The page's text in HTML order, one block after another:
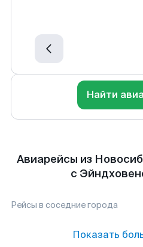
Найти
Авиарейсы из
с
Рейсы в соседние города
Показать